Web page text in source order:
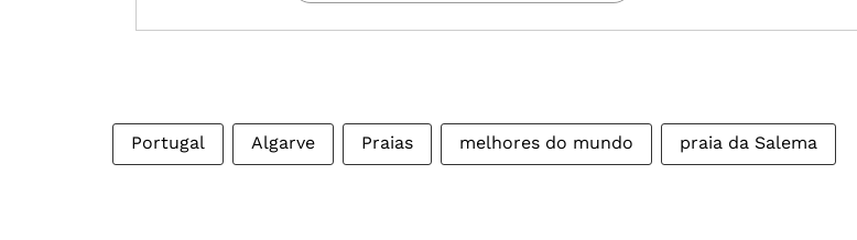
Portugal Algarve Praias melhores do mundo praia da Salema